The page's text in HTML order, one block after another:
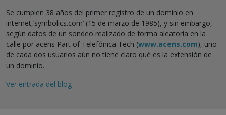
Se cumplen 38 años del primer registro de un dominio en
internet,‘symbolics.com’ (15 de marzo de 1985), y sin embargo,
según datos de un sondeo realizado de forma aleatoria en la
calle por acens Part of Telefónica Tech (www.acens.com), uno
de cada dos usuarios aún no tiene claro qué es la extensión de
un dominio.
Ver entrada del blog